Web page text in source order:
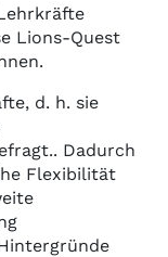
Lions-Quest
d. h. sie
Dadurch
Flexibilität